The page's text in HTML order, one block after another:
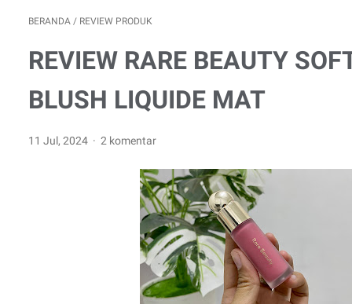
BERANDA / REVIEW PRODUK
REVIEW RARE BEAUTY
BLUSH LIQUIDE MAT
11 Jul, 2024 2 komentar